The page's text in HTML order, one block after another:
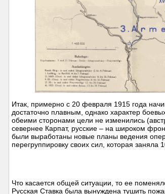
Итак, примерно с 20 февраля 1915 года
достаточно плавным, однако характер
обеими сторонами цели не изменились
севернее Карпат, русские – на широком
были выработаны новые планы ведения
перегруппировку своих сил, которая
Что касается общей ситуации, то ее
Русская Ставка была вынуждена тушить